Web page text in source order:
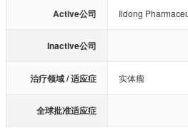
Active公司 Ildong
Inactive公司
治疗领域 / 适应症 实体瘤
全球批准适应症